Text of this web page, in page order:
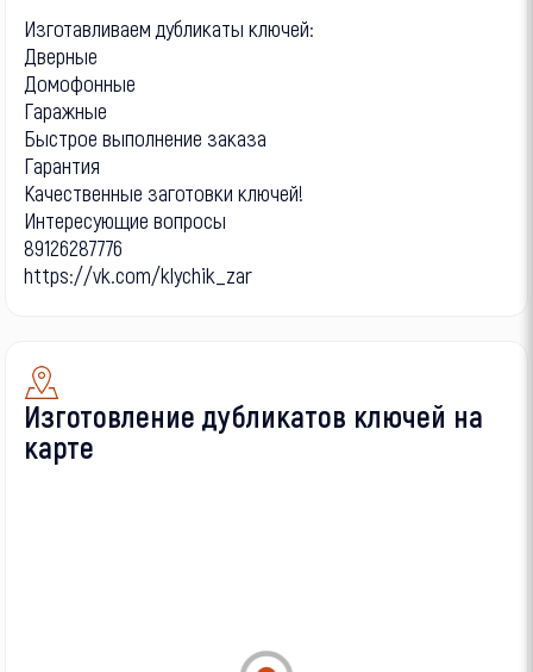
Изготавливаем дубликаты ключей:
Дверные
Домофонные
Гаражные
Быстрое выполнение заказа
Гарантия
Качественные заготовки ключей!
Интересующие вопросы
89126287776
https://vk.com/klychik_zar
Изготовление дубликатов ключей на
карте